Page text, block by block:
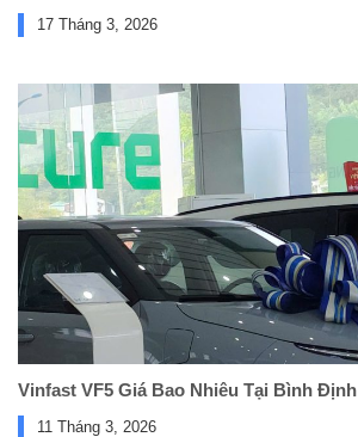
17 Tháng 3, 2026
Vinfast VF5 Giá Bao Nhiêu Tại Bình Định
11 Tháng 3, 2026